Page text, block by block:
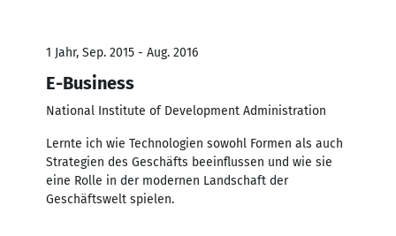
1 Jahr, Sep. 2015 - Aug. 2016
E-Business
National Institute of Development Administration
Lernte ich wie Technologien sowohl Formen als auch
Strategien des Geschäfts beeinflussen und wie sie
eine Rolle in der modernen Landschaft der
Geschäftswelt spielen.